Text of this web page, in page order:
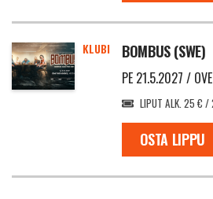
KLUBI BOMBUS (SWE)
PE 21.5.2027 /
LIPUT ALK. 25 € /
OSTA LIPPU